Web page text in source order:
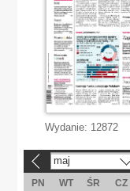
Wydanie: 12872
maj
PN WT ŚR CZ